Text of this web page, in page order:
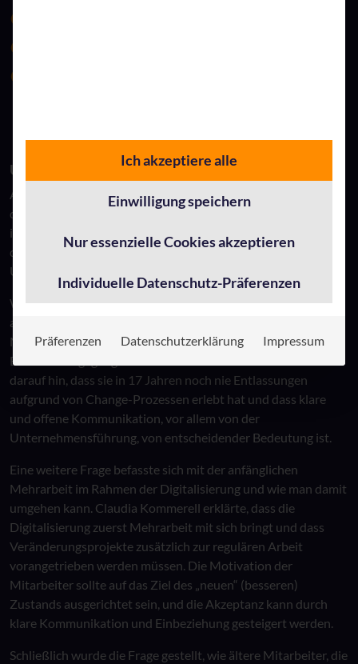
Umfrage und Fragen aus dem Publikum
Am Ende der Session wurde eine Umfrage durchgeführt, bei
der die Teilnehmer ihre nächsten geplanten Veränderungen in
ihren Organisationen mitteilten. Die Ergebnisse zeigten, dass
die Digitalisierung und die Entwicklung der
Unternehmenskultur auf den vorderen Plätzen stehen.
Während der Fragerunde aus dem Publikum wurde unter
anderem die Frage gestellt, wie mit Bedenken von
Mitarbeitern bezüglich möglicher Entlassungen bei externen
Beratern umgegangen werden sollte. Claudia Kommerell wies
darauf hin, dass sie in 17 Jahren noch nie Entlassungen
aufgrund von Change-Prozessen erlebt hat und dass klare
und offene Kommunikation, vor allem von der
Unternehmensführung, von entscheidender Bedeutung ist.
Eine weitere Frage befasste sich mit der anfänglichen
Mehrarbeit im Rahmen der Digitalisierung und wie man damit
umgehen kann. Claudia Kommerell erklärte, dass die
Digitalisierung zuerst Mehrarbeit mit sich bringt und dass
Veränderungsprojekte zusätzlich zur regulären Arbeit
vorangetrieben werden müssen. Die Motivation der
Mitarbeiter sollte auf das Ziel des „neuen“ (besseren)
Zustands ausgerichtet sein, und die Akzeptanz kann durch
klare Kommunikation und Einbeziehung gesteigert werden.
Schließlich wurde die Frage gestellt, wie ältere Mitarbeiter, die
Ich akzeptiere alle
Einwilligung speichern
Nur essenzielle Cookies akzeptieren
Individuelle Datenschutz-Präferenzen
Präferenzen Datenschutzerklärung Impressum